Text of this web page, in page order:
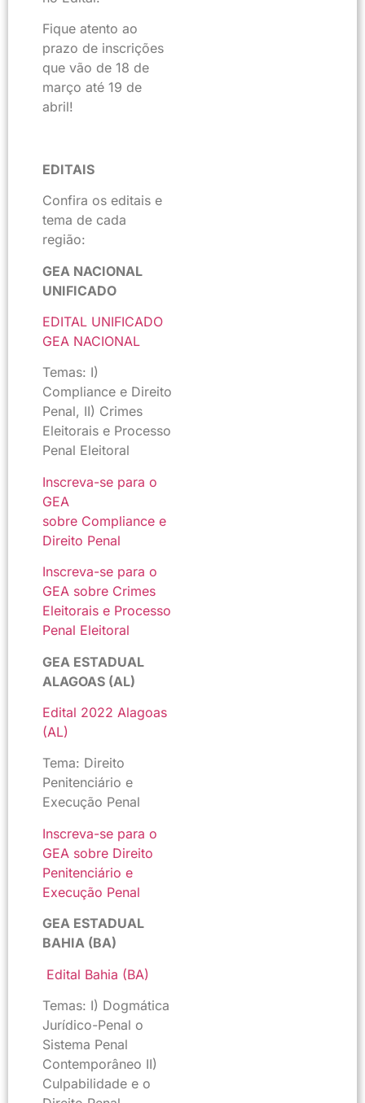
Fique atento ao
prazo de inscrições
que vão de 18 de
março até 19 de
abril!
EDITAIS
Confira os editais e
tema de cada
região:
GEA NACIONAL
UNIFICADO
EDITAL UNIFICADO
GEA NACIONAL
Temas: I)
Compliance e Direito
Penal, II) Crimes
Eleitorais e Processo
Penal Eleitoral
Inscreva-se para o
GEA
sobre Compliance e
Direito Penal
Inscreva-se para o
GEA sobre Crimes
Eleitorais e Processo
Penal Eleitoral
GEA ESTADUAL
ALAGOAS (AL)
Edital 2022 Alagoas
(AL)
Tema: Direito
Penitenciário e
Execução Penal
Inscreva-se para o
GEA sobre Direito
Penitenciário e
Execução Penal
GEA ESTADUAL
BAHIA (BA)
Edital Bahia (BA)
Temas: I) Dogmática
Jurídico-Penal o
Sistema Penal
Contemporâneo II)
Culpabilidade e o